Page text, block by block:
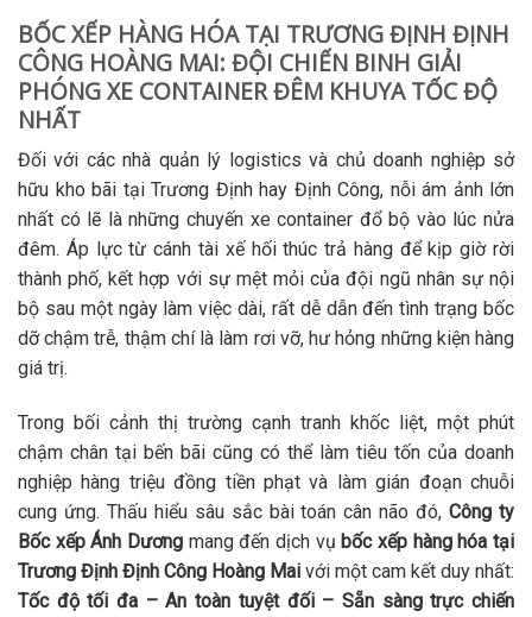
BỐC XẾP HÀNG HÓA TẠI TRƯƠNG ĐỊNH ĐỊNH
CÔNG HOÀNG MAI: ĐỘI CHIẾN BINH GIẢI
PHÓNG XE CONTAINER ĐÊM KHUYA TỐC ĐỘ
NHẤT
Đối với các nhà quản lý logistics và chủ doanh nghiệp sở
hữu kho bãi tại Trương Định hay Định Công, nỗi ám ảnh lớn
nhất có lẽ là những chuyến xe container đổ bộ vào lúc nửa
đêm. Áp lực từ cánh tài xế hối thúc trả hàng để kịp giờ rời
thành phố, kết hợp với sự mệt mỏi của đội ngũ nhân sự nội
bộ sau một ngày làm việc dài, rất dễ dẫn đến tình trạng bốc
dỡ chậm trễ, thậm chí là làm rơi vỡ, hư hỏng những kiện hàng
giá trị.
Trong bối cảnh thị trường cạnh tranh khốc liệt, một phút
chậm chân tại bến bãi cũng có thể làm tiêu tốn của doanh
nghiệp hàng triệu đồng tiền phạt và làm gián đoạn chuỗi
cung ứng. Thấu hiểu sâu sắc bài toán cân não đó,Công ty
Bốc xếp Ánh Dương mang đến dịch vụ bốc xếp hàng hóa tại
Trương Định Định Công Hoàng Mai với một cam kết duy nhất:
Tốc độ tối đa – An toàn tuyệt đối – Sẵn sàng trực chiến